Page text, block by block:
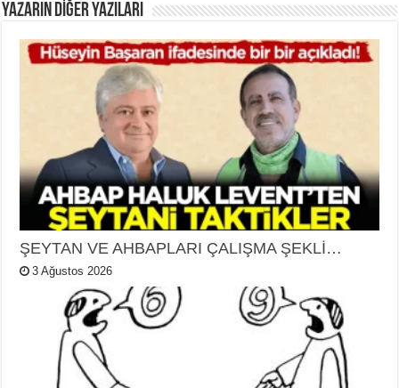
YAZARIN DIĞER YAZILARI
ŞEYTAN VE AHBAPLARI ÇALIŞMA ŞEKLİ…
3 Ağustos 2026